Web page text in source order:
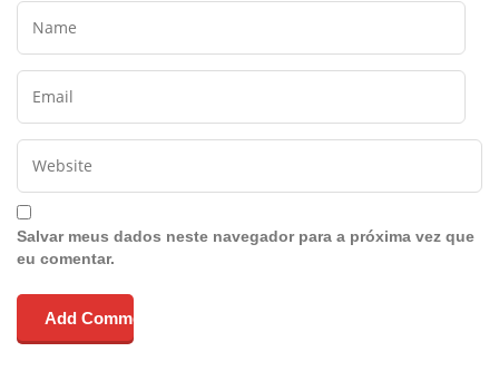
Salvar meus dados neste navegador para a próxima vez que
eu comentar.